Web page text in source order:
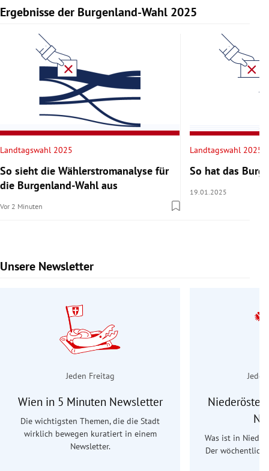
Ergebnisse der Burgenland-Wahl 2025
Slide 1 von 11
Landtagswahl 2025
So sieht die Wählerstromanalyse für
die Burgenland-Wahl aus
Vor 2 Minuten
Landtagswahl 2025
So hat das
19.01.2025
Unsere Newsletter
Slide 1 von 9
Jeden Freitag
Wien in 5 Minuten Newsletter
Die wichtigsten Themen, die die Stadt
wirklich bewegen kuratiert in einem
Newsletter.
Was ist in
Der